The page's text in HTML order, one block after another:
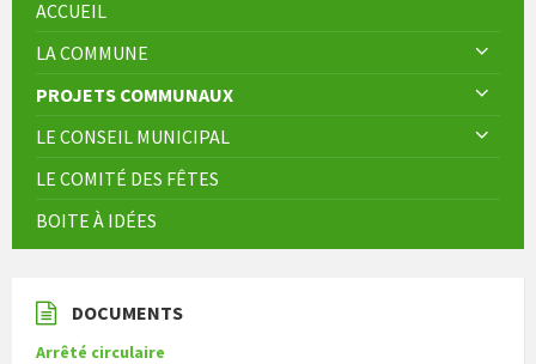
ACCUEIL
LA COMMUNE
PROJETS COMMUNAUX
LE CONSEIL MUNICIPAL
LE COMITÉ DES FÊTES
BOITE À IDÉES
DOCUMENTS
Arrêté circulaire